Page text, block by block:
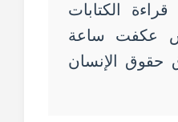
قراءة الكتابات
عكفت ساعة
حقوق الإنسان